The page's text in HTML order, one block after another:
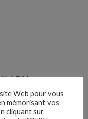
F/H
Web pour vous
mémorisant vos
cliquant sur